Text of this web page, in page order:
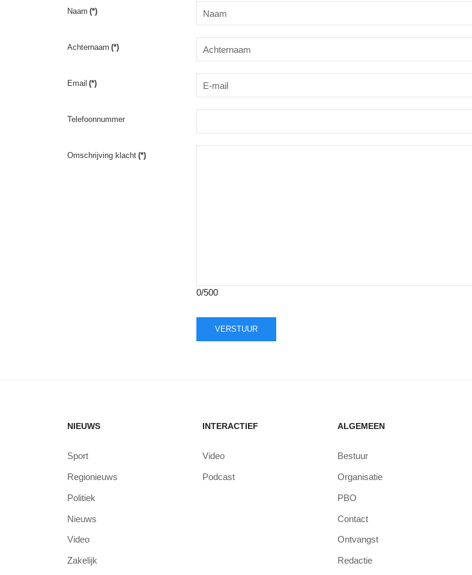
Naam (*)
Achternaam (*)
Email (*)
Telefoonnummer
Omschrijving klacht (*)
0/500
VERSTUUR
NIEUWS
Sport
Regionieuws
Politiek
Nieuws
Video
Zakelijk
INTERACTIEF
Video
Podcast
ALGEMEEN
Bestuur
Organisatie
PBO
Contact
Ontvangst
Redactie